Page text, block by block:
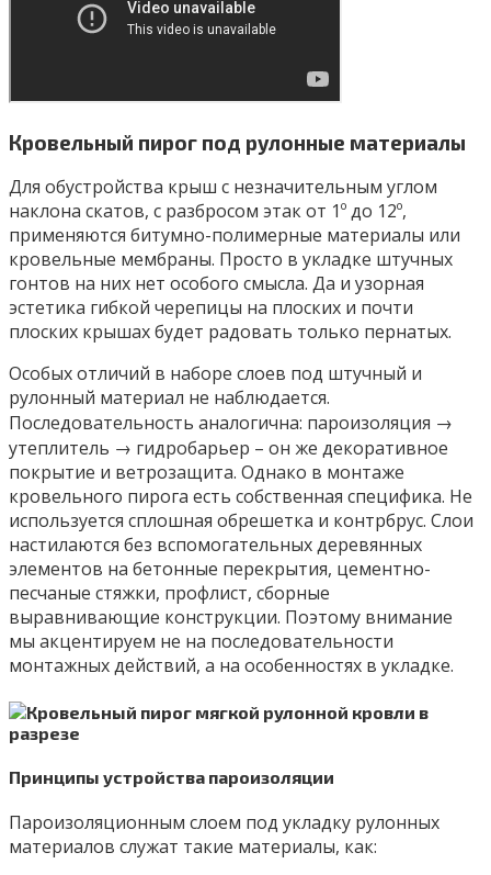
Кровельный пирог под рулонные материалы
Для обустройства крыш с незначительным углом
наклона скатов, с разбросом этак от 1º до 12º,
применяются битумно-полимерные материалы или
кровельные мембраны. Просто в укладке штучных
гонтов на них нет особого смысла. Да и узорная
эстетика гибкой черепицы на плоских и почти
плоских крышах будет радовать только пернатых.
Особых отличий в наборе слоев под штучный и
рулонный материал не наблюдается.
Последовательность аналогична: пароизоляция →
утеплитель → гидробарьер – он же декоративное
покрытие и ветрозащита. Однако в монтаже
кровельного пирога есть собственная специфика. Не
используется сплошная обрешетка и контрбрус. Слои
настилаются без вспомогательных деревянных
элементов на бетонные перекрытия, цементно-
песчаные стяжки, профлист, сборные
выравнивающие конструкции. Поэтому внимание
мы акцентируем не на последовательности
монтажных действий, а на особенностях в укладке.
Принципы устройства пароизоляции
Пароизоляционным слоем под укладку рулонных
материалов служат такие материалы, как: